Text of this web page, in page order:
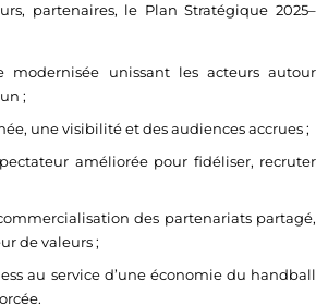
partenaires, le Plan Stratégique 2025–
modernisée unissant les acteurs autour
;
une visibilité et des audiences accrues ;
améliorée pour fidéliser, recruter
des partenariats partagé,
de valeurs ;
au service d’une économie du handball